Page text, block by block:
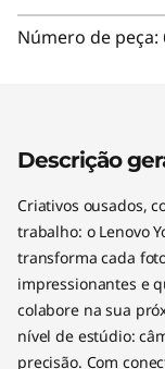
Número de peça:
Descrição
Criativos ousados,
trabalho: o Lenovo
transforma cada
impressionantes e
colabore na sua
nível de estúdio:
precisão. Com